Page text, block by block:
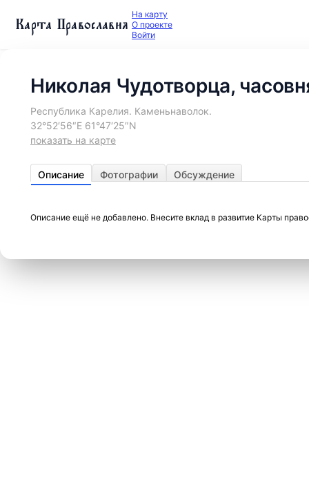
Карта Православия На карту
О проекте
Войти
Николая Чудотворца,
Республика Карелия. Каменьнаволок.
32°52′56″E 61°47′25″N
показать на карте
Описание Фотографии Обсуждение
Описание ещё не добавлено. Внесите вклад в развитие Карты